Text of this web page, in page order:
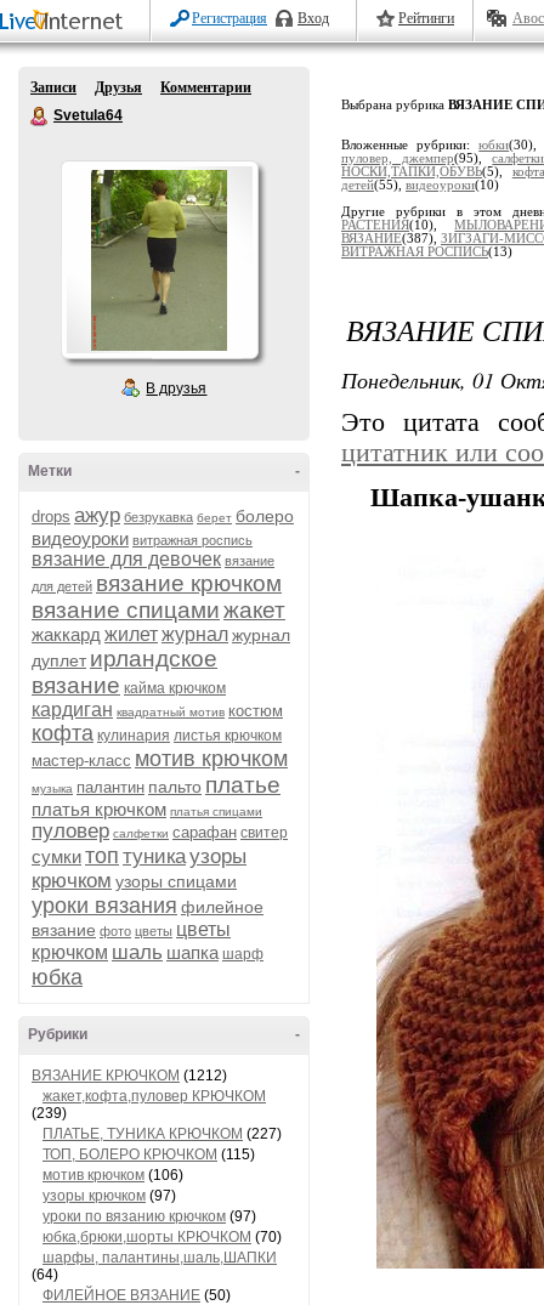
Регистрация Вход Рейтинги
Записи Друзья
Комментарии
Svetula64
В друзья
-
Метки
drops ажур безрукавка берет болеро
видеоуроки витражная роспись
вязание для девочек вязание
для детей вязание крючком
вязание спицамижакет
жаккард жилетжурналжурнал
дуплет ирландское
вязание кайма крючком
кардиган квадратный мотив костюм
кофта кулинария листья крючком
мастер-класс мотив крючком
музыка палантин пальто платье
платья крючком платья спицами
пуловер салфетки сарафан свитер
сумкитоп туникаузоры
крючком узоры спицами
уроки вязания филейное
вязание фото цветы цветы
крючком шаль шапка шарф
юбка
-
Рубрики
ВЯЗАНИЕ КРЮЧКОМ (1212)
жакет,кофта,пуловер КРЮЧКОМ
(239)
ПЛАТЬЕ, ТУНИКА КРЮЧКОМ (227)
ТОП, БОЛЕРО КРЮЧКОМ (115)
мотив крючком (106)
узоры крючком (97)
уроки по вязанию крючком (97)
юбка,брюки,шорты КРЮЧКОМ (70)
шарфы, палантины,шаль,ШАПКИ
(64)
ФИЛЕЙНОЕ ВЯЗАНИЕ (50)
Выбрана рубрика ВЯЗАНИЕ
Вложенные рубрики:юбки
пуловер, джемпер(95),
НОСКИ,ТАПКИ,ОБУВЬ(5),
детей(55), видеоуроки(10)
Другие рубрики в этом
РАСТЕНИЯ(10),
ВЯЗАНИЕ(387), ЗИГЗАГИ-
ВИТРАЖНАЯ РОСПИСЬ(13)
ВЯЗАНИЕ
Понедельник, 01
Это цитата
цитатник или
Шапка-